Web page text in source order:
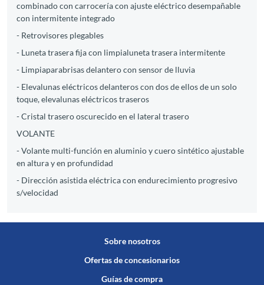
combinado con carrocería con ajuste eléctrico desempañable
con intermitente integrado
- Retrovisores plegables
- Luneta trasera fija con limpialuneta trasera intermitente
- Limpiaparabrisas delantero con sensor de lluvia
- Elevalunas eléctricos delanteros con dos de ellos de un solo
toque, elevalunas eléctricos traseros
- Cristal trasero oscurecido en el lateral trasero
VOLANTE
- Volante multi-función en aluminio y cuero sintético ajustable
en altura y en profundidad
- Dirección asistida eléctrica con endurecimiento progresivo
s/velocidad
Sobre nosotros
Ofertas de concesionarios
Guías de compra